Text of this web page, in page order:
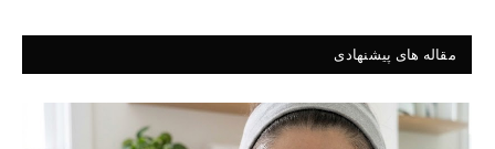
مقاله های پیشنهادی